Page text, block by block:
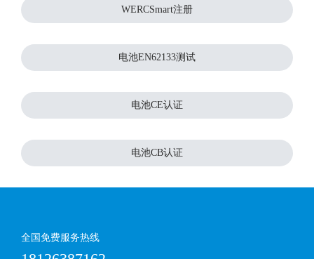
WERCSmart注册
电池EN62133测试
电池CE认证
电池CB认证
全国免费服务热线